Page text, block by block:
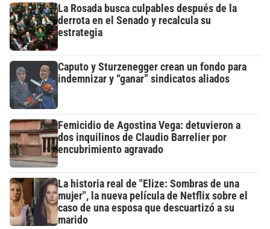
La Rosada busca culpables después de la
derrota en el Senado y recalcula su
estrategia
Caputo y Sturzenegger crean un fondo para
indemnizar y “ganar” sindicatos aliados
Femicidio de Agostina Vega: detuvieron a
dos inquilinos de Claudio Barrelier por
encubrimiento agravado
La historia real de "Elize: Sombras de una
mujer", la nueva película de Netflix sobre el
caso de una esposa que descuartizó a su
marido